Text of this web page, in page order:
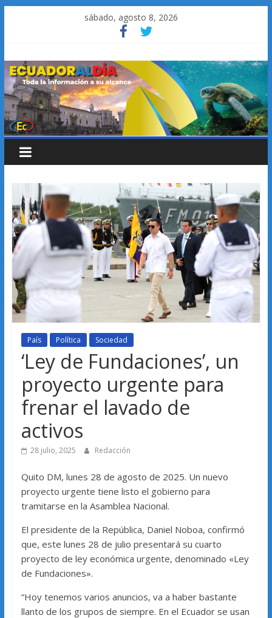
sábado, agosto 8, 2026
País Política Sociedad
‘Ley de Fundaciones’, un
proyecto urgente para
frenar el lavado de
activos
28 julio, 2025 Redacción
Quito DM, lunes 28 de agosto de 2025. Un nuevo
proyecto urgente tiene listo el gobierno para
tramitarse en la Asamblea Nacional.
El presidente de la República, Daniel Noboa, confirmó
que, este lunes 28 de julio presentará su cuarto
proyecto de ley económica urgente, denominado «Ley
de Fundaciones».
“Hoy tenemos varios anuncios, va a haber bastante
llanto de los grupos de siempre. En el Ecuador se usan